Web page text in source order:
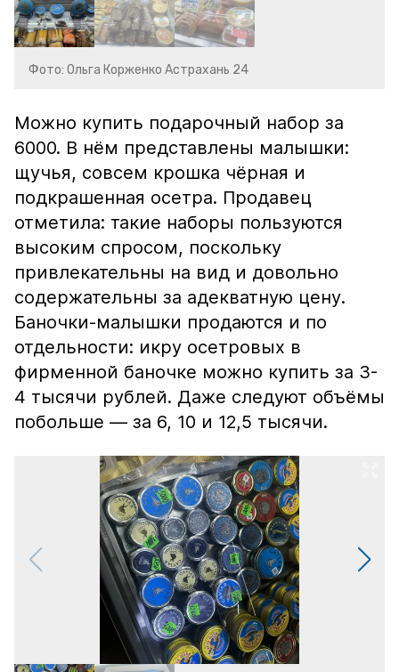
Фото: Ольга Корженко Астрахань 24
Можно купить подарочный набор за
6000. В нём представлены малышки:
щучья, совсем крошка чёрная и
подкрашенная осетра. Продавец
отметила: такие наборы пользуются
высоким спросом, поскольку
привлекательны на вид и довольно
содержательны за адекватную цену.
Баночки-малышки продаются и по
отдельности: икру осетровых в
фирменной баночке можно купить за 3-
4 тысячи рублей. Даже следуют объёмы
побольше — за 6, 10 и 12,5 тысячи.